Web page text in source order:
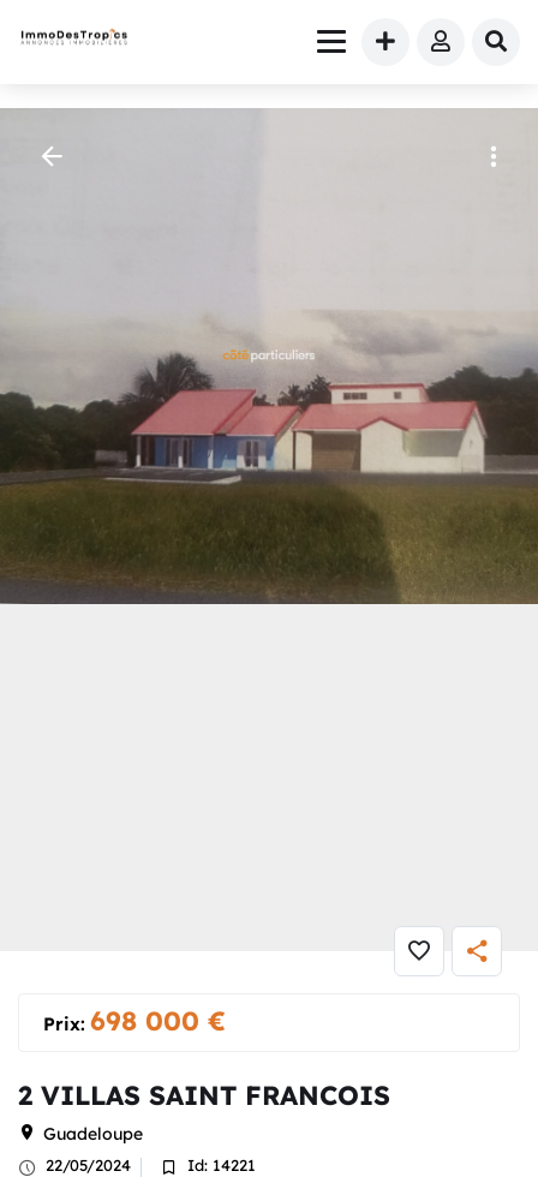
Prix: 698 000 €
2 VILLAS SAINT FRANCOIS
Guadeloupe
22/05/2024 Id: 14221